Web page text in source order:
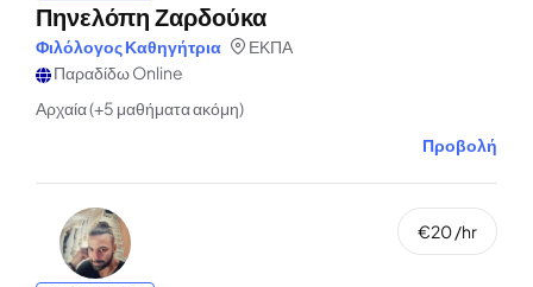
Πηνελόπη Ζαρδούκα
Φιλόλογος Καθηγήτρια
ΕΚΠΑ
Παραδίδω Online
Αρχαία (+5 μαθήματα ακόμη)
Προβολή
€20 /hr